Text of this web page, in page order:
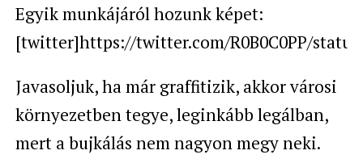
Egyik munkájáról hozunk képet:
[twitter]https://twitter.com/R0B0C0PP/
Javasoljuk, ha már graffitizik, akkor városi
környezetben tegye, leginkább legálban,
mert a bujkálás nem nagyon megy neki.